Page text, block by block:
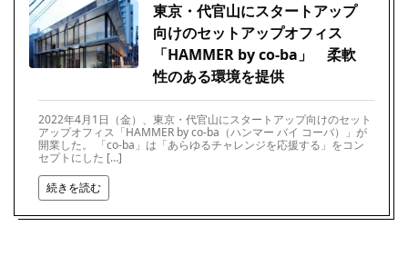
東京・代官山にスタートアップ
向けのセットアップオフィス
「HAMMER by co-ba」 柔軟
性のある環境を提供
2022年4月1日（金）、東京・代官山にスタートアップ向けのセット
アップオフィス「HAMMER by co-ba（ハンマー バイ コーバ）」が
開業した。 「co-ba」は「あらゆるチャレンジを応援する」をコン
セプトにした […]
続きを読む